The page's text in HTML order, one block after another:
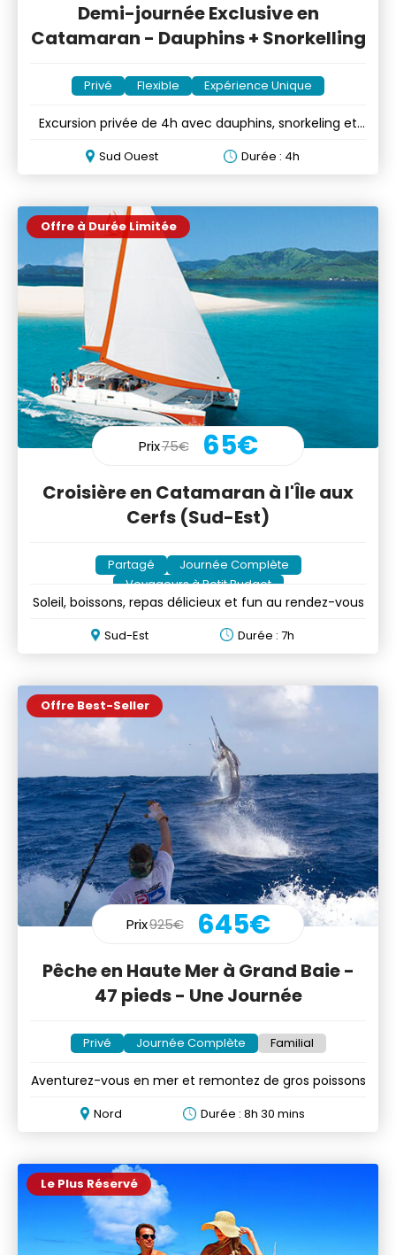
Demi-journée Exclusive en
Catamaran - Dauphins + Snorkelling
Privé Flexible Expérience Unique
Excursion privée de 4h avec dauphins, snorkeling et
Sud Ouest Durée : 4h
Offre à Durée Limitée
Prix75€ 65€
Croisière en Catamaran à l'Île aux
Cerfs (Sud-Est)
Partagé
Journée Complète
Voyageurs à Petit Budget
Soleil, boissons, repas délicieux et fun au rendez-vous
Sud-Est Durée : 7h
Offre Best-Seller
Prix925€ 645€
Pêche en Haute Mer à Grand Baie -
47 pieds - Une Journée
Privé Journée Complète Familial
Aventurez-vous en mer et remontez de gros poissons
Nord Durée : 8h 30 mins
Le Plus Réservé